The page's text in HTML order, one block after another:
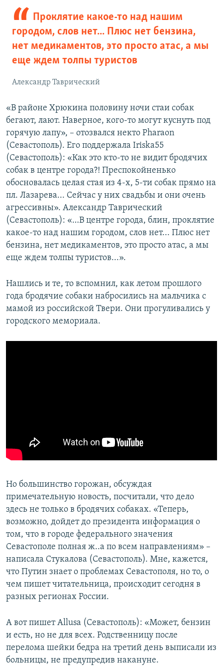
Проклятие какое-то над нашим
городом, слов нет... Плюс нет бензина,
нет медикаментов, это просто атас, а мы
еще ждем толпы туристов
Александр Таврический
«В районе Хрюкина половину ночи стаи собак
бегают, лают. Наверное, кого-то могут куснуть под
горячую лапу», – отозвался некто Pharaon
(Севастополь). Его поддержала Iriska55
(Севастополь): «Как это кто-то не видит бродячих
собак в центре города?! Преспокойненько
обосновалась целая стая из 4-х, 5-ти собак прямо на
пл. Лазарева... Сейчас у них свадьбы и они очень
агрессивны». Александр Таврический
(Севастополь): «…В центре города, блин, проклятие
какое-то над нашим городом, слов нет... Плюс нет
бензина, нет медикаментов, это просто атас, а мы
еще ждем толпы туристов...».
Нашлись и те, то вспомнил, как летом прошлого
года бродячие собаки набросились на мальчика с
мамой из российской Твери. Они прогуливались у
городского мемориала.
Но большинство горожан, обсуждая
примечательную новость, посчитали, что дело
здесь не только в бродячих собаках. «Теперь,
возможно, дойдет до президента информация о
том, что в городе федерального значения
Севастополе полная ж..а по всем направлениям» –
написала Стукалова (Севастополь). Мне, кажется,
что Путин знает о проблемах Севастополя, но то, о
чем пишет читательница, происходит сегодня в
разных регионах России.
А вот пишет Аllusa (Севастополь): «Может, бензин
и есть, но не для всех. Родственницу после
перелома шейки бедра на третий день выписали из
больницы, не предупредив накануне.